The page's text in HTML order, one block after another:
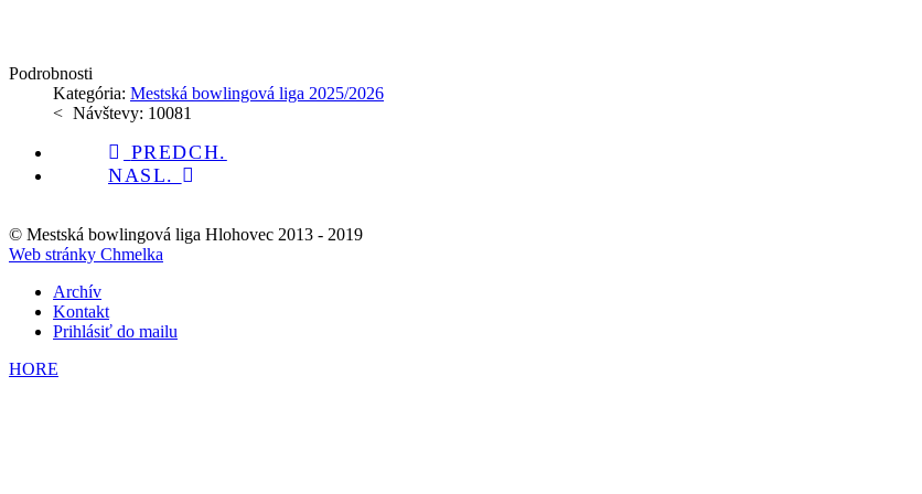
Podrobnosti
Kategória: Mestská bowlingová liga 2025/2026
Návštevy: 10081
PREDCH.
NASL.
© Mestská bowlingová liga Hlohovec 2013 - 2019
Web stránky Chmelka
Archív
Kontakt
Prihlásiť do mailu
HORE